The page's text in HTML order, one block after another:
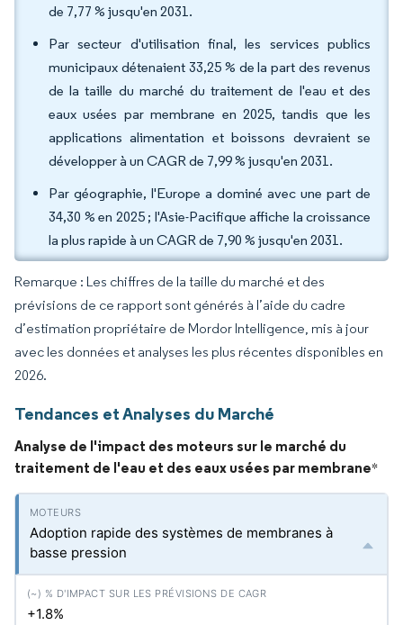
de 7,77 % jusqu'en 2031.
Par secteur d'utilisation final, les services publics
municipaux détenaient 33,25 % de la part des revenus
de la taille du marché du traitement de l'eau et des
eaux usées par membrane en 2025, tandis que les
applications alimentation et boissons devraient se
développer à un CAGR de 7,99 % jusqu'en 2031.
Par géographie, l'Europe a dominé avec une part de
34,30 % en 2025 ; l'Asie-Pacifique affiche la croissance
la plus rapide à un CAGR de 7,90 % jusqu'en 2031.
Remarque : Les chiffres de la taille du marché et des
prévisions de ce rapport sont générés à l’aide du cadre
d’estimation propriétaire de Mordor Intelligence, mis à jour
avec les données et analyses les plus récentes disponibles en
2026.
Tendances et Analyses du Marché
Analyse de l'impact des moteurs sur le marché du
traitement de l'eau et des eaux usées par membrane*
Adoption rapide des systèmes de membranes à
basse pression
+1.8%